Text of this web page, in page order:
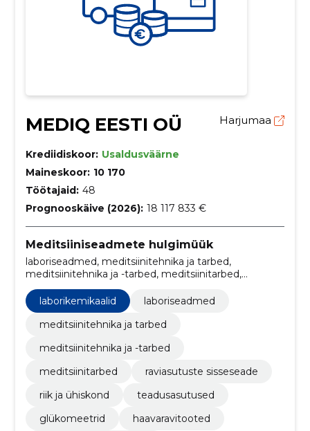
MEDIQ EESTI OÜ Harjumaa
Krediidiskoor: Usaldusväärne
Maineskoor: 10 170
Töötajaid: 48
Prognooskäive (2026): 18 117 833 €
Meditsiiniseadmete hulgimüük
laboriseadmed, meditsiinitehnika ja tarbed,
meditsiinitehnika ja -tarbed, meditsiinitarbed,
raviasutuste sisseseade, Vererõhuaparaadid,
teadusasutused, glükomeetrid, haavaravitooted,
hingamise abivahendid
laborikemikaalid
laboriseadmed
meditsiinitehnika ja tarbed
meditsiinitehnika ja -tarbed
meditsiinitarbed
raviasutuste sisseseade
riik ja ühiskond
teadusasutused
glükomeetrid
haavaravitooted